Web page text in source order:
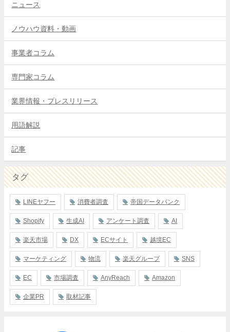
ニュース
ノウハウ資料・動画
事業者コラム
専門家コラム
業界情報・プレスリリース
用語解説
記事
タグ
LINEヤフー 消費者調査 帝国データバンク
Shopify 生成AI アンケート調査 AI
楽天市場 DX ECサイト 越境EC
マーケティング 物流 楽天グループ SNS
EC 市場調査 AnyReach Amazon
企業PR 取材記事